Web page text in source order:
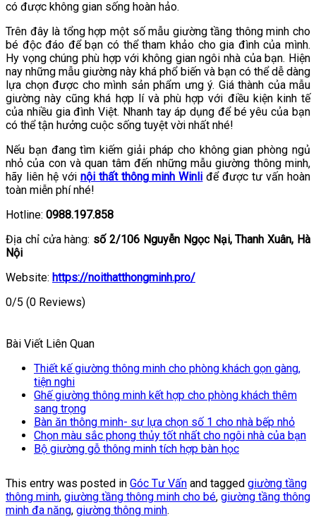
có được không gian sống hoàn hảo.
Trên đây là tổng hợp một số mẫu giường tầng thông minh cho
bé độc đáo để bạn có thể tham khảo cho gia đình của mình.
Hy vọng chúng phù hợp với không gian ngôi nhà của bạn. Hiện
nay những mẫu giường này khá phổ biến và bạn có thể dễ dàng
lựa chọn được cho mình sản phẩm ưng ý. Giá thành của mẫu
giường này cũng khá hợp lí và phù hợp với điều kiện kinh tế
của nhiều gia đình Việt. Nhanh tay áp dụng để bé yêu của bạn
có thể tận hưởng cuộc sống tuyệt vời nhất nhé!
Nếu bạn đang tìm kiếm giải pháp cho không gian phòng ngủ
nhỏ của con và quan tâm đến những mẫu giường thông minh,
hãy liên hệ với nội thất thông minh Winli để được tư vấn hoàn
toàn miễn phí nhé!
Hotline: 0988.197.858
Địa chỉ cửa hàng: số 2/106 Nguyễn Ngọc Nại, Thanh Xuân, Hà
Nội
Website: https://noithatthongminh.pro/
0/5 (0 Reviews)
Bài Viết Liên Quan
Thiết kế giường thông minh cho phòng khách gọn gàng,
tiện nghi
Ghế giường thông minh kết hợp cho phòng khách thêm
sang trọng
Bàn ăn thông minh- sự lựa chọn số 1 cho nhà bếp nhỏ
Chọn màu sắc phong thủy tốt nhất cho ngôi nhà của bạn
Bộ giường gỗ thông minh tích hợp bàn học
This entry was posted in Góc Tư Vấn and tagged giường tầng
thông minh, giường tầng thông minh cho bé, giường tầng thông
minh đa năng, giường thông minh.